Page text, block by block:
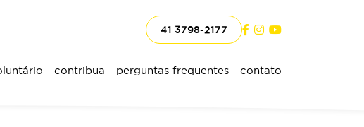
41 3798-2177
contribua perguntas frequentes contato